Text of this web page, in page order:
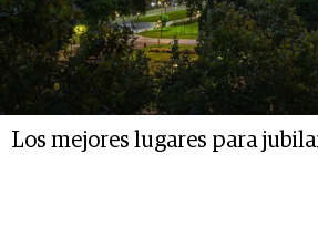
Los mejores lugares para